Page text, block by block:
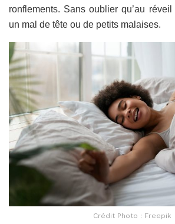
ronflements. Sans oublier qu’au
un mal de tête ou de petits malaises.
Crédit Photo : Freepik